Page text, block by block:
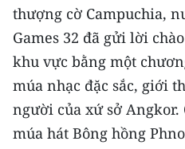
thượng cờ Campuchia,
Games 32 đã gửi lời
khu vực bằng một
múa nhạc đặc sắc, giới
người của xứ sở
múa hát Bông hồng